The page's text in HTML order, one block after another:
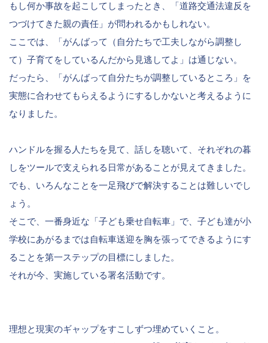
もし何か事故を起こしてしまったとき、「道路交通法違反を
つづけてきた親の責任」が問われるかもしれない。
ここでは、「がんばって（自分たちで工夫しながら調整し
て）子育てをしているんだから見逃してよ」は通じない。
だったら、「がんばって自分たちが調整しているところ」を
実態に合わせてもらえるようにするしかないと考えるように
なりました。
ハンドルを握る人たちを見て、話しを聴いて、それぞれの暮
しをツールで支えられる日常があることが見えてきました。
でも、いろんなことを一足飛びで解決することは難しいでし
ょう。
そこで、一番身近な「子ども乗せ自転車」で、子ども達が小
学校にあがるまでは自転車送迎を胸を張ってできるようにす
ることを第一ステップの目標にしました。
それが今、実施している署名活動です。
理想と現実のギャップをすこしずつ埋めていくこと。